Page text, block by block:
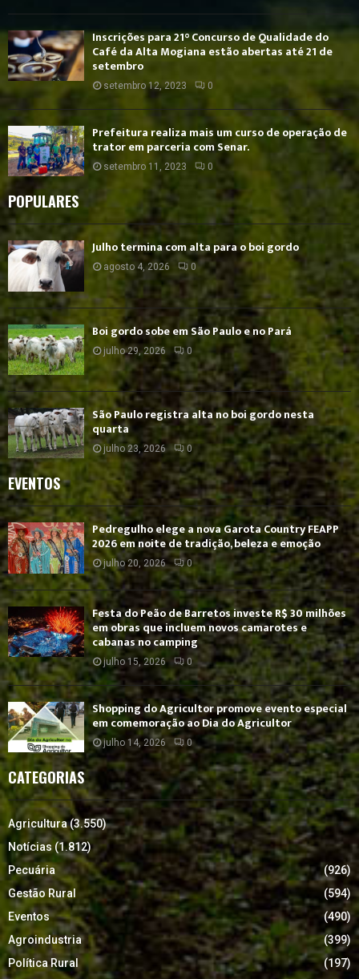
Inscrições para 21° Concurso de Qualidade do
Café da Alta Mogiana estão abertas até 21 de
setembro
setembro 12, 2023 0
Prefeitura realiza mais um curso de operação de
trator em parceria com Senar.
setembro 11, 2023 0
POPULARES
Julho termina com alta para o boi gordo
agosto 4, 2026 0
Boi gordo sobe em São Paulo e no Pará
julho 29, 2026 0
São Paulo registra alta no boi gordo nesta
quarta
julho 23, 2026 0
EVENTOS
Pedregulho elege a nova Garota Country FEAPP
2026 em noite de tradição, beleza e emoção
julho 20, 2026 0
Festa do Peão de Barretos investe R$ 30 milhões
em obras que incluem novos camarotes e
cabanas no camping
julho 15, 2026 0
Shopping do Agricultor promove evento especial
em comemoração ao Dia do Agricultor
julho 14, 2026 0
CATEGORIAS
Agricultura(3.550)
Notícias (1.812)
Pecuária
(926)
Gestão Rural
(594)
Eventos
(490)
Agroindustria
(399)
Política Rural
(197)